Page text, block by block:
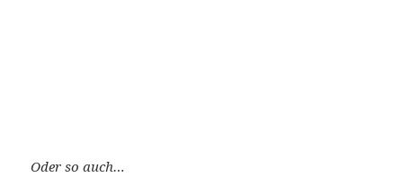
Oder so auch…